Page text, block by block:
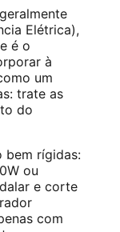
Elétrica),
é o
à
um
trate as
do
bem rígidas:
ou
e corte
com